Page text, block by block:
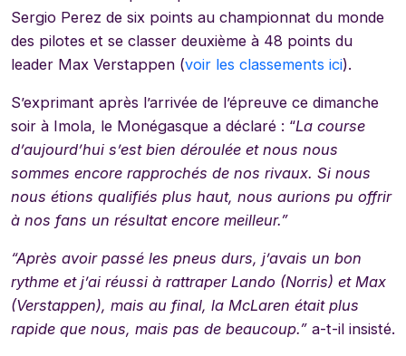
Sergio Perez de six points au championnat du monde
des pilotes et se classer deuxième à 48 points du
leader Max Verstappen (voir les classements ici).
S’exprimant après l’arrivée de l’épreuve ce dimanche
soir à Imola, le Monégasque a déclaré : “La course
d’aujourd’hui s’est bien déroulée et nous nous
sommes encore rapprochés de nos rivaux. Si nous
nous étions qualifiés plus haut, nous aurions pu offrir
à nos fans un résultat encore meilleur.”
“Après avoir passé les pneus durs, j’avais un bon
rythme et j’ai réussi à rattraper Lando (Norris) et Max
(Verstappen), mais au final, la McLaren était plus
rapide que nous, mais pas de beaucoup.” a-t-il insisté.